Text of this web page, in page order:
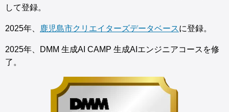
して登録。
2025年、 鹿児島市クリエイターズデータベースに登録。
2025年、DMM 生成AI CAMP 生成AIエンジニアコースを修
了。